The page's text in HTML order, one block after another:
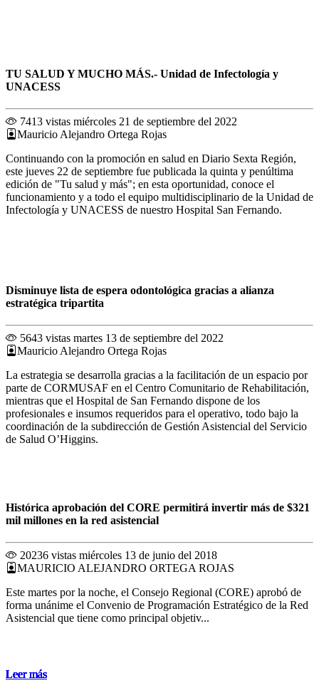
Leer más
Leer más
Leer más
Leer más
Leer más
TU SALUD Y MUCHO MÁS.- Unidad de Infectología y
UNACESS
7413 vistas miércoles 21 de septiembre del 2022
Mauricio Alejandro Ortega Rojas
Continuando con la promoción en salud en Diario Sexta Región,
este jueves 22 de septiembre fue publicada la quinta y penúltima
edición de "Tu salud y más"; en esta oportunidad, conoce el
funcionamiento y a todo el equipo multidisciplinario de la Unidad de
Infectología y UNACESS de nuestro Hospital San Fernando.
Leer más
Disminuye lista de espera odontológica gracias a alianza
estratégica tripartita
5643 vistas martes 13 de septiembre del 2022
Mauricio Alejandro Ortega Rojas
La estrategia se desarrolla gracias a la facilitación de un espacio por
parte de CORMUSAF en el Centro Comunitario de Rehabilitación,
mientras que el Hospital de San Fernando dispone de los
profesionales e insumos requeridos para el operativo, todo bajo la
coordinación de la subdirección de Gestión Asistencial del Servicio
de Salud O’Higgins.
Leer más
Histórica aprobación del CORE permitirá invertir más de $321
mil millones en la red asistencial
20236 vistas miércoles 13 de junio del 2018
MAURICIO ALEJANDRO ORTEGA ROJAS
Este martes por la noche, el Consejo Regional (CORE) aprobó de
forma unánime el Convenio de Programación Estratégico de la Red
Asistencial que tiene como principal objetiv...
Leer más
Leer más
Leer más
Leer más
Leer más